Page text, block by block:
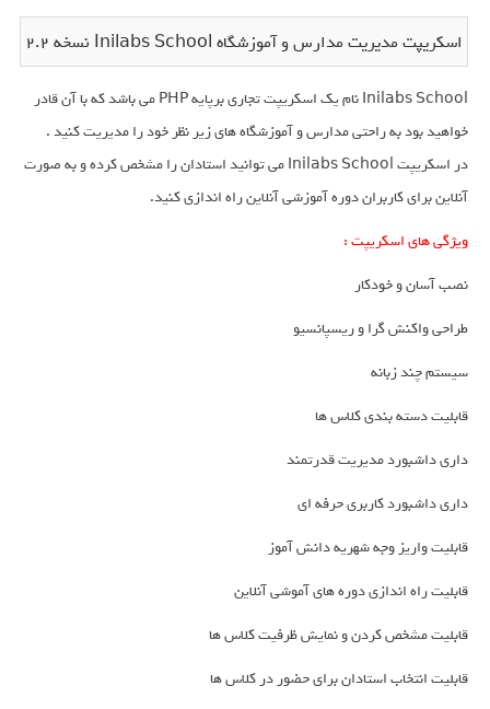
اسکریپت مدیریت مدارس و آموزشگاه Inilabs School نسخه 2.2
Inilabs School نام یک اسکریپت تجاری برپایه PHP می باشد که با آن قادر
خواهید بود به راحتی مدارس و آموزشگاه های زیر نظر خود را مدیریت کنید .
در اسکریپت Inilabs School می توانید استادان را مشخص کرده و به صورت
آنلاین برای کاربران دوره آموزشی آنلاین راه اندازی کنید.
ویژگی های اسکریپت :
نصب آسان و خودکار
طراحی واکنش گرا و ریسپانسیو
سیستم چند زبانه
قابلیت دسته بندی کلاس ها
داری داشبورد مدیریت قدرتمند
داری داشبورد کاربری حرفه ای
قابلیت واریز وجه شهریه دانش آموز
قابلیت راه اندازی دوره های آموشی آنلاین
قابلیت مشخص کردن و نمایش ظرفیت کلاس ها
قابلیت انتخاب استادان برای حضور در کلاس ها